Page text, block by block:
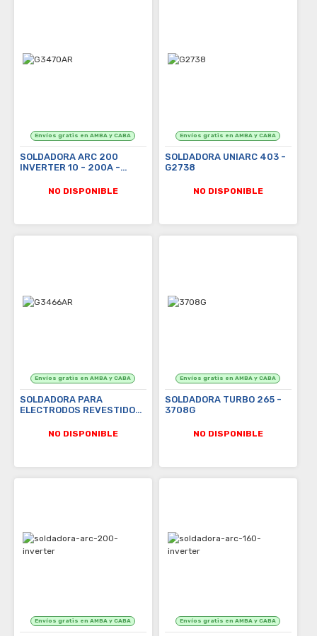
SOLDADORA ARC 200
INVERTER 10 - 200A -
NO DISPONIBLE
SOLDADORA UNIARC 403 -
G2738
NO DISPONIBLE
SOLDADORA PARA
ELECTRODOS REVESTIDOS
NO DISPONIBLE
SOLDADORA TURBO 265 -
3708G
NO DISPONIBLE